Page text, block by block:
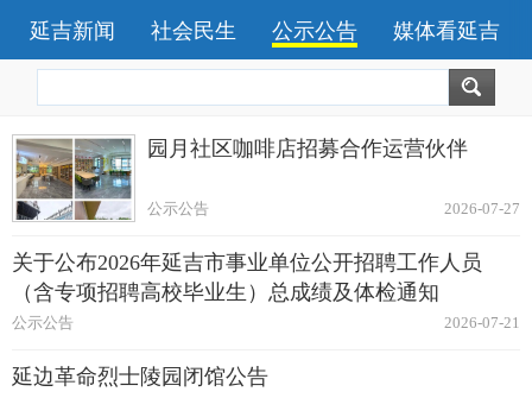
延吉新闻 社会民生 公示公告 媒体看延吉
园月社区咖啡店招募合作运营伙伴
2026-07-27
公示公告
关于公布2026年延吉市事业单位公开招聘工作人员
（含专项招聘高校毕业生）总成绩及体检通知
2026-07-21
公示公告
延边革命烈士陵园闭馆公告